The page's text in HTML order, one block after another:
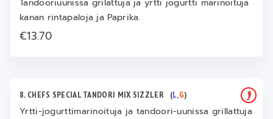
Tandooriuunissa grilattuja ja yrtti jogurtti marinoituja
kanan rintapaloja ja Paprika.
€13.70
8. CHEFS SPECIAL TANDORI MIX SIZZLER (L,G)
Yrtti-jogurttimarinoituja ja tandoori-uunissa grillattuja